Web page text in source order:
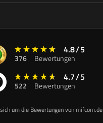
4.8/5
376 Bewertungen
4.7/5
522 Bewertungen
um die Bewertungen von mifcom.de